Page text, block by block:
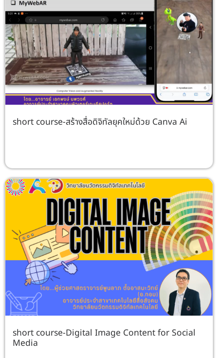
short course-สร้างสื่อดิจิทัลยุคใหม่ด้วย Canva Ai
short course-Digital Image Content for Social
Media